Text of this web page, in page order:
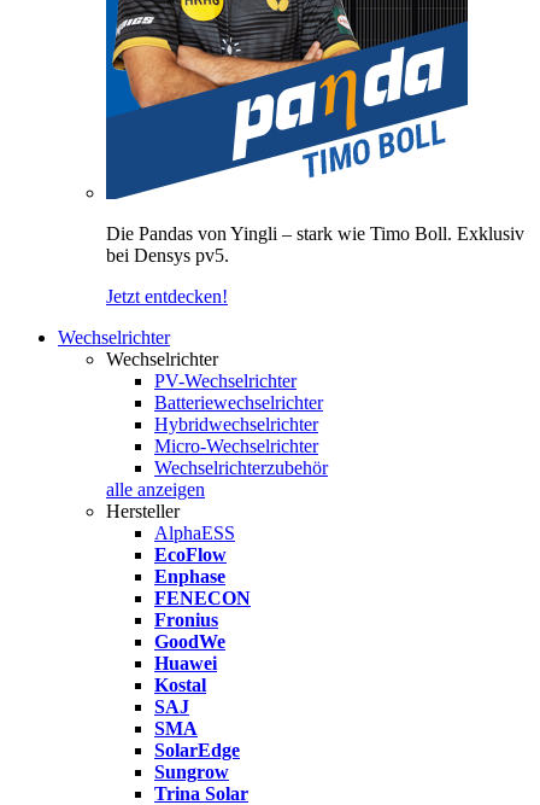
Die Pandas von Yingli – stark wie Timo Boll. Exklusiv
bei Densys pv5.
Jetzt entdecken!
Wechselrichter
Wechselrichter
PV-Wechselrichter
Batteriewechselrichter
Hybridwechselrichter
Micro-Wechselrichter
Wechselrichterzubehör
alle anzeigen
Hersteller
AlphaESS
EcoFlow
Enphase
FENECON
Fronius
GoodWe
Huawei
Kostal
SAJ
SMA
SolarEdge
Sungrow
Trina Solar